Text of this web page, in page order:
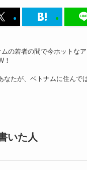
ムの若者の間で今ホットな
！
なたが、ベトナムに住んで
いた人